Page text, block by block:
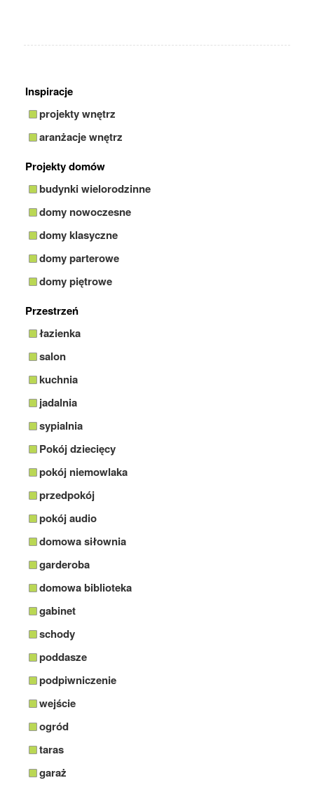
Inspiracje
projekty wnętrz
aranżacje wnętrz
Projekty domów
budynki wielorodzinne
domy nowoczesne
domy klasyczne
domy parterowe
domy piętrowe
Przestrzeń
łazienka
salon
kuchnia
jadalnia
sypialnia
Pokój dziecięcy
pokój niemowlaka
przedpokój
pokój audio
domowa siłownia
garderoba
domowa biblioteka
gabinet
schody
poddasze
podpiwniczenie
wejście
ogród
taras
garaż